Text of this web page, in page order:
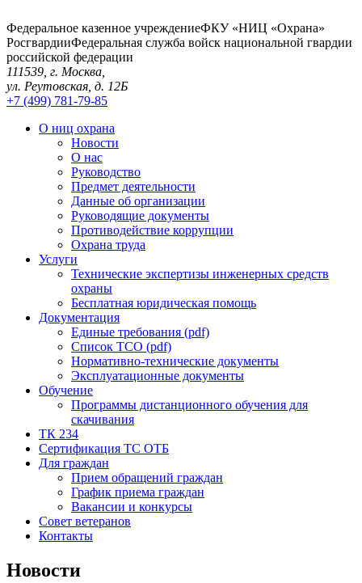
Федеральное казенное учреждениеФКУ «НИЦ «Охрана»
РосгвардииФедеральная служба войск национальной гвардии
российской федерации
111539, г. Москва,
ул. Реутовская, д. 12Б
+7 (499) 781-79-85
О ниц охрана
Новости
О нас
Руководство
Предмет деятельности
Данные об организации
Руководящие документы
Противодействие коррупции
Охрана труда
Услуги
Технические экспертизы инженерных средств
охраны
Бесплатная юридическая помощь
Документация
Единые требования (pdf)
Список ТСО (pdf)
Нормативно-технические документы
Эксплуатационные документы
Обучение
Программы дистанционного обучения для
скачивания
ТК 234
Сертификация ТС ОТБ
Для граждан
Прием обращений граждан
График приема граждан
Вакансии и конкурсы
Совет ветеранов
Контакты
Новости